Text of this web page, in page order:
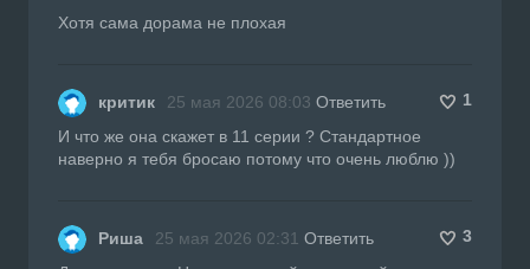
Хотя сама дорама не плохая
критик 25 мая 2026 08:03 Ответить
1
И что же она скажет в 11 серии ? Стандартное
наверно я тебя бросаю потому что очень люблю ))
Риша 25 мая 2026 02:31 Ответить
3